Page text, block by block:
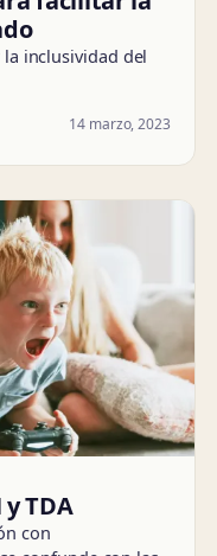
inclusividad del
14 marzo, 2023
TDA
con